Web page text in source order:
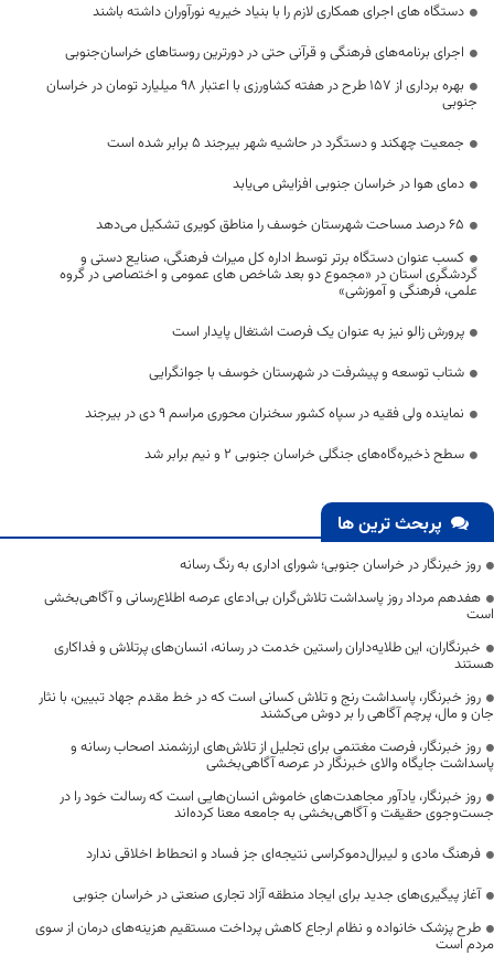
دستگاه های اجرای همکاری لازم را با بنياد خيريه نورآوران داشته باشند
اجرای برنامه‌های فرهنگی و قرآنی حتی در دورترین روستاهای خراسان‌جنوبی
بهره برداری از ۱۵۷ طرح در هفته کشاورزی با اعتبار ۹۸ میلیارد تومان در خراسان
جنوبی
جمعیت چهکند و دستگرد در حاشیه شهر بیرجند ۵ برابر شده است
دمای هوا در خراسان جنوبی افزایش می‌یابد
۶۵ درصد مساحت شهرستان خوسف را مناطق کویری تشکیل می‌دهد
کسب عنوان دستگاه برتر توسط اداره کل میراث فرهنگی، صنایع دستی و
گردشگری استان در «مجموع دو بعد شاخص های عمومی و اختصاصی در گروه
علمی، فرهنگی و آموزشی»
پرورش زالو نیز به عنوان یک فرصت اشتغال پایدار است
شتاب توسعه و پیشرفت در شهرستان خوسف با جوانگرایی
نماینده ولی فقیه در سپاه کشور سخنران محوری مراسم ۹ دی در بیرجند
سطح ذخیره‌گاه‌های جنگلی خراسان جنوبی ۲ و نیم برابر شد
پربحث ترین ها
روز خبرنگار در خراسان جنوبی؛ شورای اداری به رنگ رسانه
هفدهم مرداد روز پاسداشت تلاش‌گران بی‌ادعای عرصه اطلاع‌رسانی و آگاهی‌بخشی
است
خبرنگاران، این طلایه‌داران راستین خدمت در رسانه، انسان‌های پرتلاش و فداکاری
هستند
روز خبرنگار، پاسداشت رنج و تلاش کسانی است که در خط مقدم جهاد تبیین، با نثار
جان و مال، پرچم آگاهی را بر دوش می‌کشند
روز خبرنگار، فرصت مغتنمی برای تجلیل از تلاش‌های ارزشمند اصحاب رسانه و
پاسداشت جایگاه والای خبرنگار در عرصه آگاهی‌بخشی
روز خبرنگار، یادآور مجاهدت‌های خاموش انسان‌هایی است که رسالت خود را در
جست‌وجوی حقیقت و آگاهی‌بخشی به جامعه معنا کرده‌اند
فرهنگ مادی و لیبرال‌دموکراسی نتیجه‌ای جز فساد و انحطاط اخلاقی ندارد
آغاز پیگیری‌های جدید برای ایجاد منطقه آزاد تجاری صنعتی در خراسان جنوبی
طرح پزشک خانواده و نظام ارجاع کاهش پرداخت مستقیم هزینه‌های درمان از سوی
مردم است